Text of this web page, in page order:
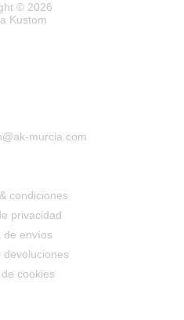
© 2026
Kustom
murcia.com
condiciones
privacidad
de envíos
devoluciones
cookies